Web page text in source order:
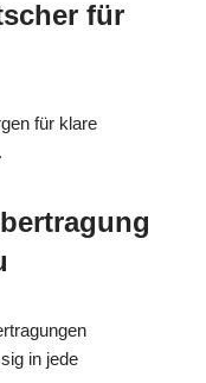
für
für klare
in jede